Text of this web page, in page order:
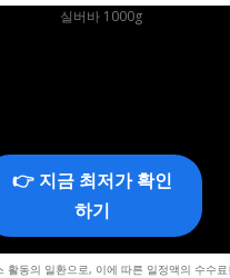
👉 지금 최저가 확인
하기
활동의 일환으로, 이에 따른 일정액의 수수